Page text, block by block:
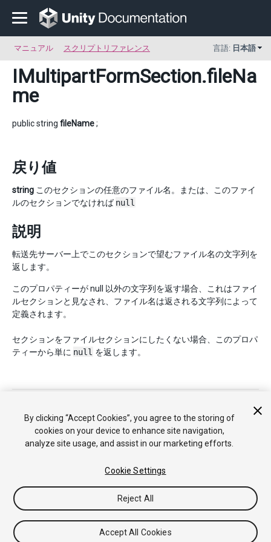
マニュアル スクリプトリファレンス 言語: 日本語
IMultipartFormSection.fileNa
me
public string fileName;
戻り値
string このセクションの任意のファイル名。または、このファイ
ルのセクションでなければnull
説明
転送先サーバー上でこのセクションで望むファイル名の文字列を
返します。
このプロパティーが null 以外の文字列を返す場合、これはファイ
ルセクションと見なされ、ファイル名は返される文字列によって
定義されます。
セクションをファイルセクションにしたくない場合、このプロパ
ティーから単に null を返します。
チュートリアル
Answers ナレッジベース フォーラム
ットストア
法律関連 プライバシーポリシー クッキー
人情報を販売または共有しない
By clicking “Accept Cookies”, you agree to the storing of
cookies on your device to enhance site navigation,
analyze site usage, and assist in our marketing efforts.
Cookie Settings
Reject All
Accept All Cookies